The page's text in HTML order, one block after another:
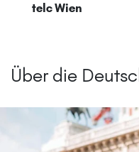
telc Wien
Über die